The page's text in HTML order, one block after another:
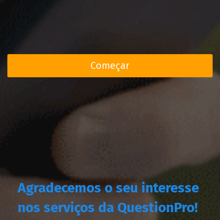
Começar
Agradecemos o seu interesse
nos serviços da QuestionPro!